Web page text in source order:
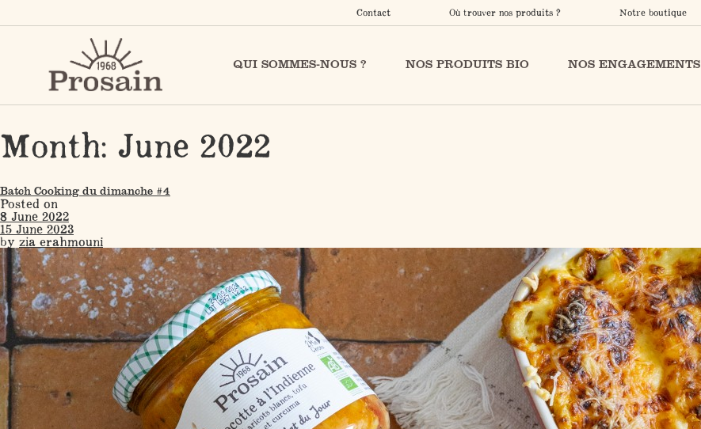
Contact Où trouver nos produits ? Notre boutique
QUI SOMMES-NOUS ? NOS PRODUITS BIO NOS ENGAGEMENTS
Month: June 2022
Batch Cooking du dimanche #4
Posted on
8 June 2022
15 June 2023
by zia erahmouni